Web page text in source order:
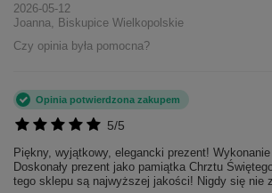
2026-05-12
Joanna, Biskupice Wielkopolskie
Czy opinia była pomocna?
5/5
Opinia potwierdzona zakupem
Piękny, wyjątkowy, elegancki prezent!
Doskonały prezent jako pamiątka Chrztu
tego sklepu są najwyższej jakości! Nigdy się nie